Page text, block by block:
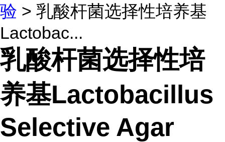
验 > 乳酸杆菌选择性培养基
Lactobac...
乳酸杆菌选择性培
养基Lactobacillus
Selective Agar